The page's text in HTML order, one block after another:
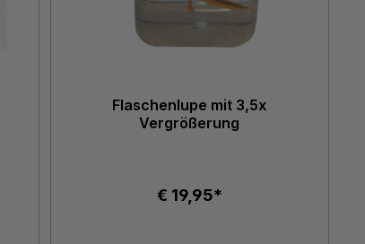
Flaschenlupe mit 3,5x
Vergrößerung
€ 19,95*